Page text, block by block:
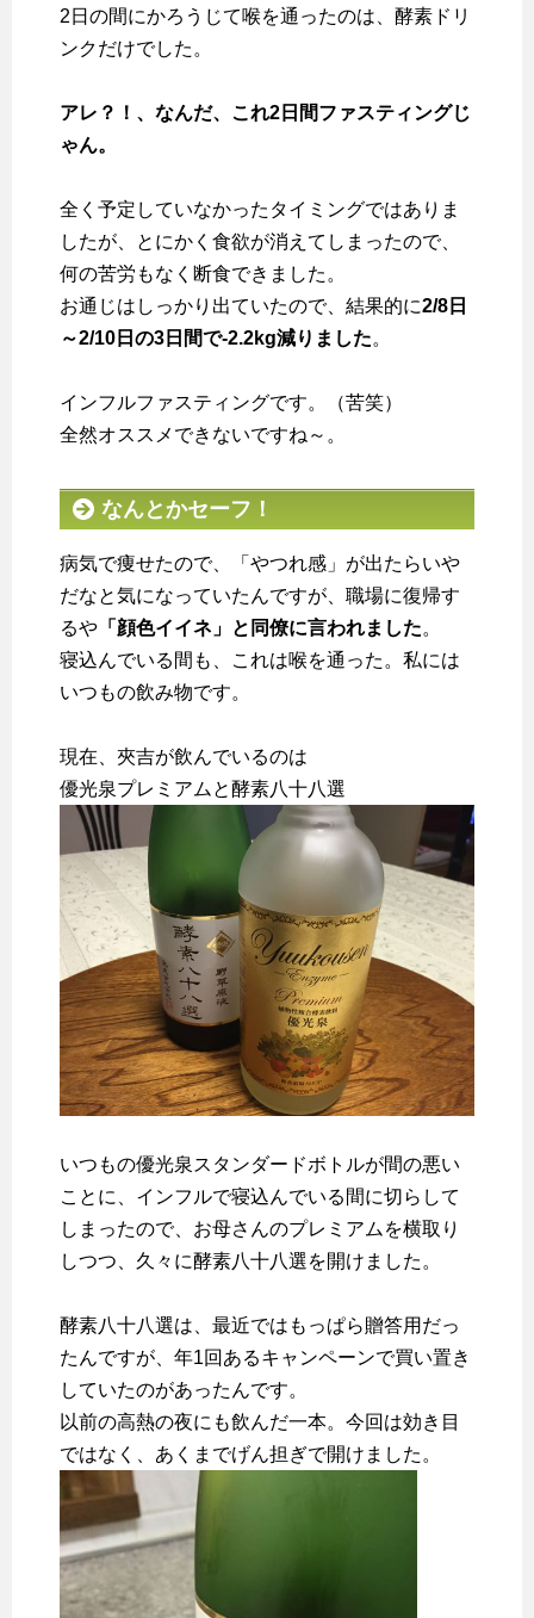
2日の間にかろうじて喉を通ったのは、酵素ドリ
ンクだけでした。
アレ？！、なんだ、これ2日間ファスティングじ
ゃん。
全く予定していなかったタイミングではありま
したが、とにかく食欲が消えてしまったので、
何の苦労もなく断食できました。
お通じはしっかり出ていたので、結果的に2/8日
～2/10日の3日間で-2.2kg減りました。
インフルファスティングです。（苦笑）
全然オススメできないですね～。
なんとかセーフ！
病気で痩せたので、「やつれ感」が出たらいや
だなと気になっていたんですが、職場に復帰す
るや 「顔色イイネ」と同僚に言われました。
寝込んでいる間も、これは喉を通った。私には
いつもの飲み物です。
現在、夾吉が飲んでいるのは
優光泉プレミアムと酵素八十八選
いつもの優光泉スタンダードボトルが間の悪い
ことに、インフルで寝込んでいる間に切らして
しまったので、お母さんのプレミアムを横取り
しつつ、久々に酵素八十八選を開けました。
酵素八十八選は、最近ではもっぱら贈答用だっ
たんですが、年1回あるキャンペーンで買い置き
していたのがあったんです。
以前の高熱の夜にも飲んだ一本。今回は効き目
ではなく、あくまでげん担ぎで開けました。